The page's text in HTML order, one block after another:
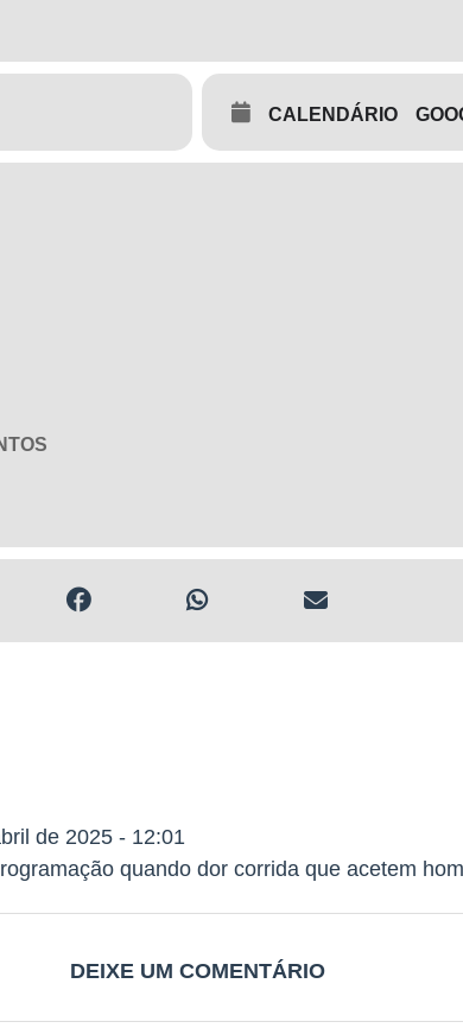
CALENDÁRIO
de 2025 - 12:01
quando dor corrida que acetem
DEIXE UM COMENTÁRIO